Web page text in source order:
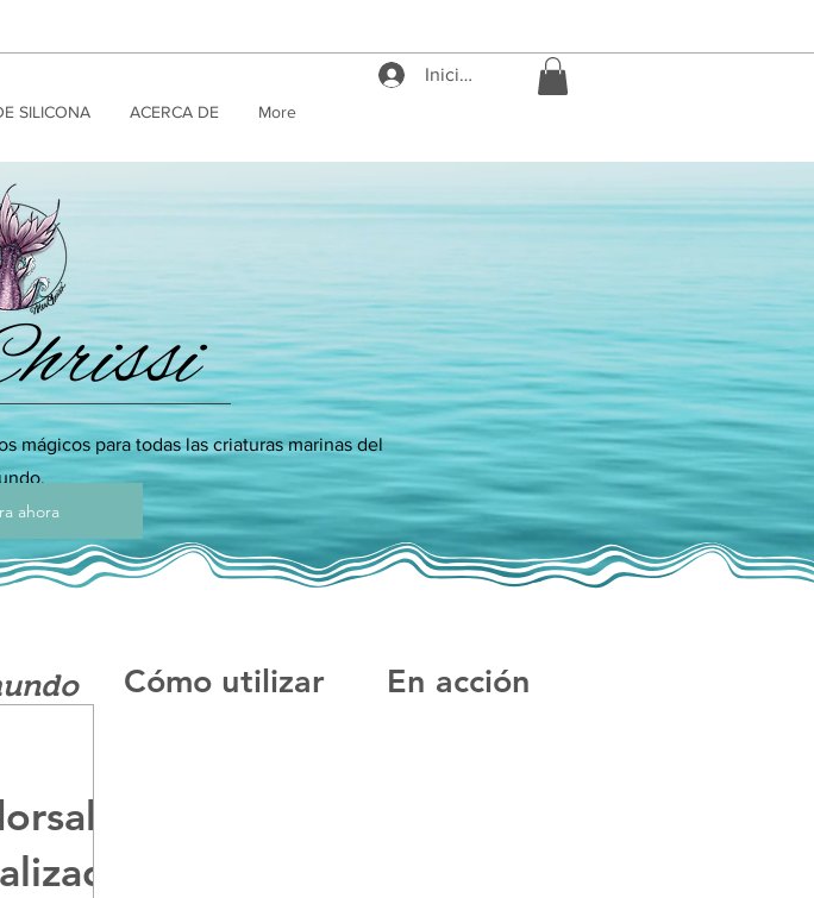
SILICONA ACERCA DE More
Iniciar sesión
mágicos para todas las criaturas marinas del
ahora
Cómo utilizar En acción